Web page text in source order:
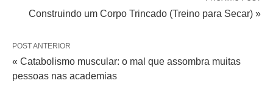
Construindo um Corpo Trincado (Treino para Secar) »
POST ANTERIOR
« Catabolismo muscular: o mal que assombra muitas
pessoas nas academias